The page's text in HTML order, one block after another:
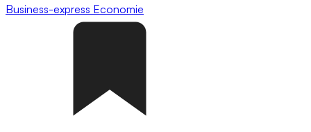
Business-express Economie